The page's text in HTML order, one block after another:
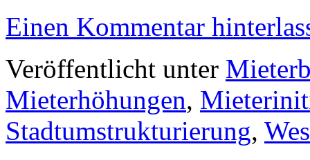
Einen Kommentar
Veröffentlicht unter
Mieterhöhungen,
Stadtumstrukturierung,